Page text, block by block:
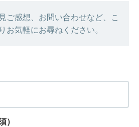
ご感想、お問い合わせなど、こ
お気軽にお尋ねください。
）